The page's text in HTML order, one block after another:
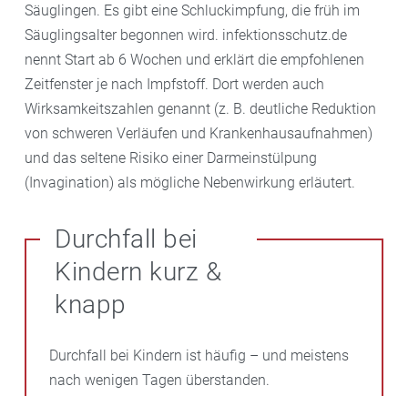
Säuglingen. Es gibt eine Schluckimpfung, die früh im
Säuglingsalter begonnen wird. infektionsschutz.de
nennt Start ab 6 Wochen und erklärt die empfohlenen
Zeitfenster je nach Impfstoff. Dort werden auch
Wirksamkeitszahlen genannt (z. B. deutliche Reduktion
von schweren Verläufen und Krankenhausaufnahmen)
und das seltene Risiko einer Darmeinstülpung
(Invagination) als mögliche Nebenwirkung erläutert.
Durchfall bei
Kindern kurz &
knapp
Durchfall bei Kindern ist häufig – und meistens
nach wenigen Tagen überstanden.